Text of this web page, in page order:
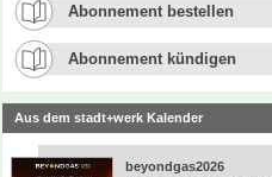
Abonnement bestellen
Abonnement kündigen
Aus dem stadt+werk Kalender
beyondgas2026